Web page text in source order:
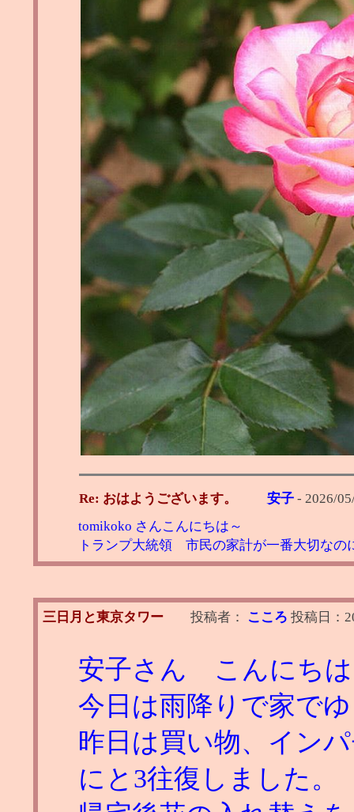
Re: おはようございます。 安子 - 2026/
tomikoko さんこんにちは～
トランプ大統領 市民の家計が一番大切なの
三日月と東京タワー 投稿者： こころ 投稿日：
安子さん こんにちは
今日は雨降りで家で
昨日は買い物、イン
にと3往復しました。